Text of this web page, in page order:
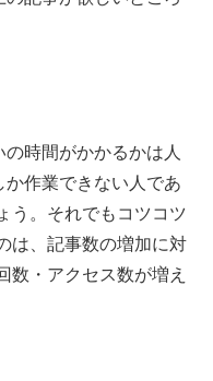
時間がかかるかは人
作業できない人であ
う。それでもコツコツ
は、記事数の増加に対
数・アクセス数が増え